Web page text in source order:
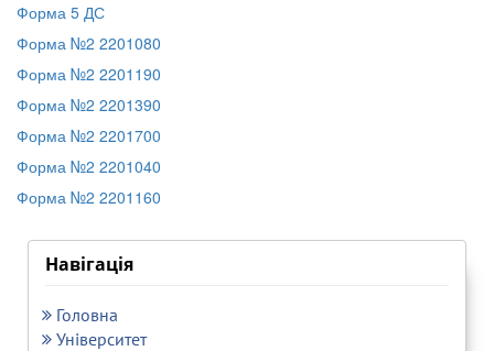
Форма 5 ДС
Форма №2 2201080
Форма №2 2201190
Форма №2 2201390
Форма №2 2201700
Форма №2 2201040
Форма №2 2201160
Навігація
Головна
Університет